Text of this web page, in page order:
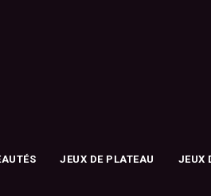
JEUX DE PLATEAU JEUX